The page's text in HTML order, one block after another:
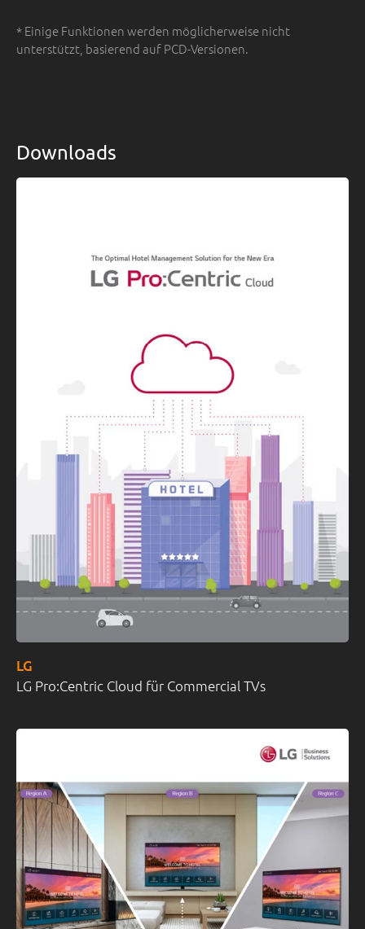
* Einige Funktionen werden möglicherweise nicht
unterstützt, basierend auf PCD-Versionen.
Downloads
LG Pro:Centric Cloud für Commercial TVs
LG